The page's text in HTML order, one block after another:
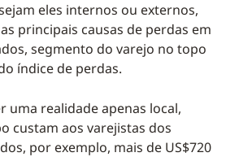
eles internos ou externos,
principais causas de perdas em
segmento do varejo no topo
índice de perdas.
uma realidade apenas local,
custam aos varejistas dos
por exemplo, mais de US$720